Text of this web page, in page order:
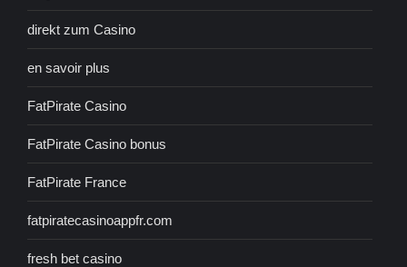
direkt zum Casino
en savoir plus
FatPirate Casino
FatPirate Casino bonus
FatPirate France
fatpiratecasinoappfr.com
fresh bet casino